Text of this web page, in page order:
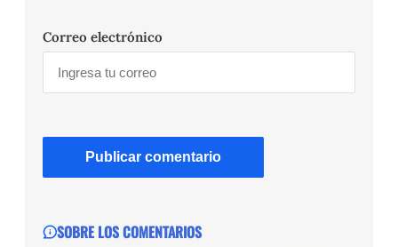
Correo electrónico
SOBRE LOS COMENTARIOS